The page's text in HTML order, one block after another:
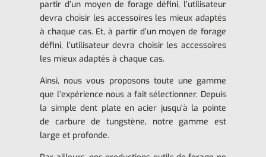
partir d’un moyen de forage défini, l’utilisateur
devra choisir les accessoires les mieux adaptés
à chaque cas. Et, à partir d’un moyen de forage
défini, l’utilisateur devra choisir les accessoires
les mieux adaptés à chaque cas.
Ainsi, nous vous proposons toute une gamme
que l’expérience nous a fait sélectionner. Depuis
la simple dent plate en acier jusqu’à la pointe
de carbure de tungstène, notre gamme est
large et profonde.